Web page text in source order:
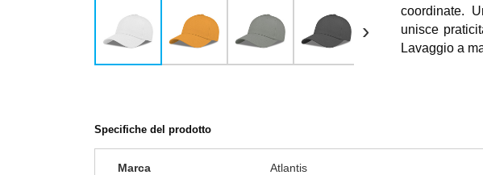
›
coordinate.
unisce
Lavaggio a
Specifiche del prodotto
Marca
Atlantis